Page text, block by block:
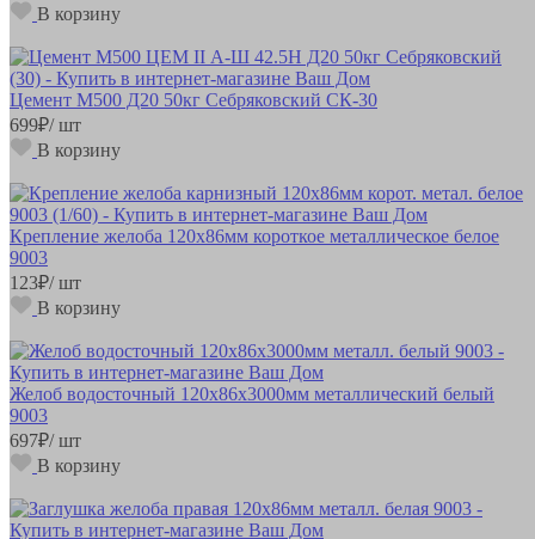
В корзину
Цемент М500 Д20 50кг Себряковский СК-30
699₽/ шт
В корзину
Крепление желоба 120х86мм короткое металлическое белое
9003
123₽/ шт
В корзину
Желоб водосточный 120х86х3000мм металлический белый
9003
697₽/ шт
В корзину